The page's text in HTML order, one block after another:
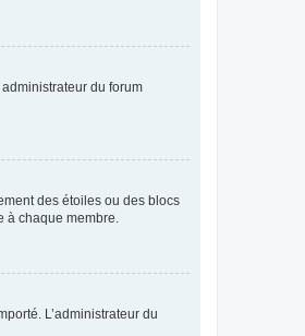
du forum
des étoiles ou des blocs
à chaque membre.
L’administrateur du